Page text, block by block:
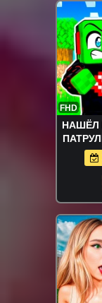
FHD
НАШЁЛ